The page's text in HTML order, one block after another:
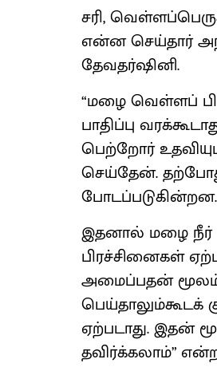
சரி,
என்ன செய்தார்
தேவதர்ஷினி.
“மழை வெள்ளப்
பாதிப்பு
பெற்றோர்
செய்தேன்.
இதனால் மழை நீர்
பிரச்சினைகள்
அமைப்பதன்
பெய்தாலும்கூடக்
ஏற்படாது. இதன்
தவிர்க்கலாம்”